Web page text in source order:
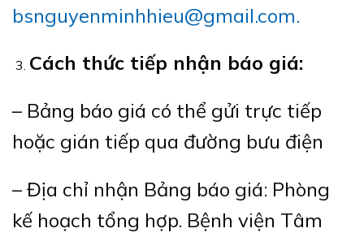
bsnguyenminhhieu@gmail.com.
Cách thức tiếp nhận báo giá:
– Bảng báo giá có thể gửi trực tiếp
hoặc gián tiếp qua đường bưu điện
– Địa chỉ nhận Bảng báo giá: Phòng
kế hoạch tổng hợp. Bệnh viện Tâm